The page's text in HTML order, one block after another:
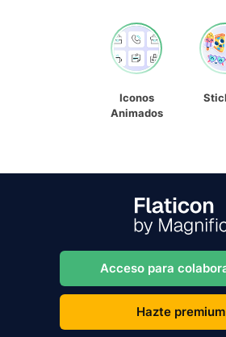
Iconos
Animados
Acceso para
Hazte premium